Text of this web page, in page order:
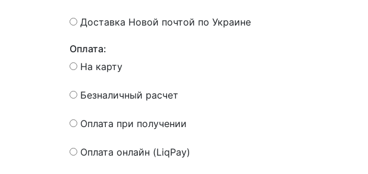
Доставка Новой почтой по Украине
Оплата:
На карту
Безналичный расчет
Оплата при получении
Оплата онлайн (LiqPay)